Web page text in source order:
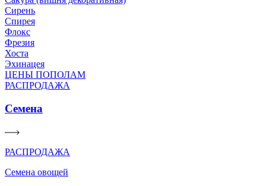
Сирень
Спирея
Флокс
Фрезия
Хоста
Эхинацея
ЦЕНЫ ПОПОЛАМ
РАСПРОДАЖА
Семена
РАСПРОДАЖА
Семена овощей